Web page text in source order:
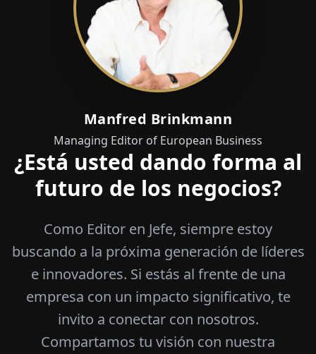
Manfred Brinkmann
Managing Editor of European Business
¿Está usted dando forma al
futuro de los negocios?
Como Editor en Jefe, siempre estoy
buscando a la próxima generación de líderes
e innovadores. Si estás al frente de una
empresa con un impacto significativo, te
invito a conectar con nosotros.
Compartamos tu visión con nuestra